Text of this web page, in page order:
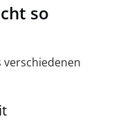
so
verschiedenen